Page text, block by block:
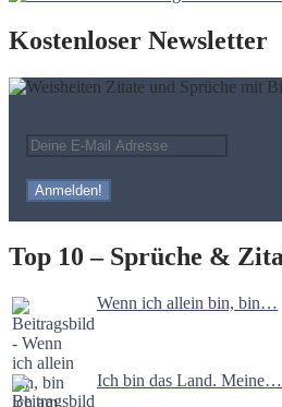
Kostenloser Newsletter
Top 10 – Sprüche &
Wenn ich allein bin, bin…
Ich bin das Land. Meine…